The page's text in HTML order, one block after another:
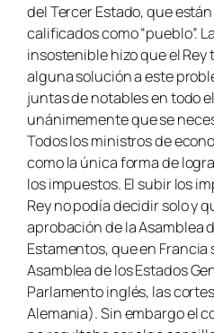
del Tercer Estado, que
calificados como “pueblo”.
insostenible hizo que el
alguna solución a este
juntas de notables en todo
unánimemente que se
Todos los ministros de
como la única forma de
los impuestos. El subir los
Rey no podía decidir solo y
aprobación de la Asamblea
Estamentos, que en Francia
Asamblea de los Estados
Parlamento inglés, las
Alemania). Sin embargo el